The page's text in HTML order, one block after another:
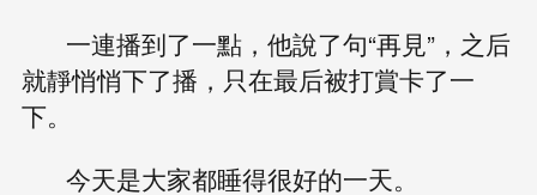
一連播到了一點，他說了句“再見”，之后
就靜悄悄下了播，只在最后被打賞卡了一
下。
今天是大家都睡得很好的一天。